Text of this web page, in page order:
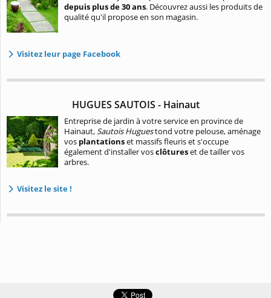
depuis plus de 30 ans. Découvrez aussi les produits de
qualité qu'il propose en son magasin.
Visitez leur page Facebook
HUGUES SAUTOIS - Hainaut
Entreprise de jardin à votre service en province de
Hainaut, Sautois Huguestond votre pelouse, aménage
vos plantationset massifs fleuris et s'occupe
également d'installer vosclôtureset de tailler vos
arbres.
Visitez le site !